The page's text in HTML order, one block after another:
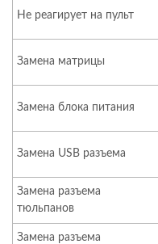
Не реагирует на пульт
Замена матрицы
Замена блока питания
Замена USB разъема
Замена разъема
тюльпанов
Замена разъема